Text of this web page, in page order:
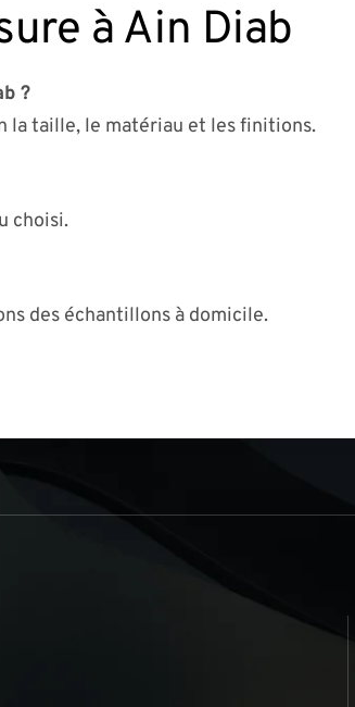
à Ain Diab
?
la taille, le matériau et les finitions.
choisi.
des échantillons à domicile.